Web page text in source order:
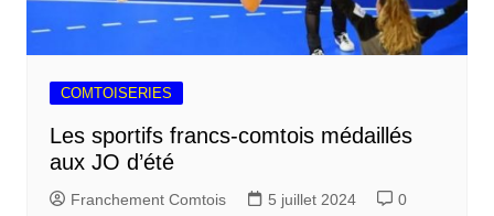
COMTOISERIES
Les sportifs francs-comtois médaillés
aux JO d’été
Franchement Comtois 5 juillet 2024 0